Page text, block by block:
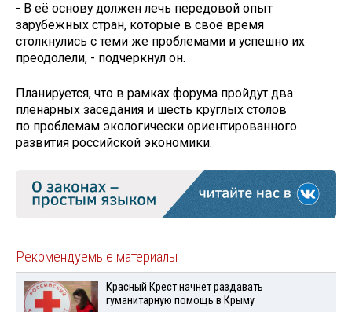
- В её основу должен лечь передовой опыт
зарубежных стран, которые в своё время
столкнулись с теми же проблемами и успешно их
преодолели, - подчеркнул он.
Планируется, что в рамках форума пройдут два
пленарных заседания и шесть круглых столов
по проблемам экологически ориентированного
развития российской экономики.
Рекомендуемые материалы
Красный Крест начнет раздавать
гуманитарную помощь в Крыму